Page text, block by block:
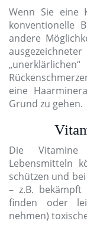
Wenn Sie eine
konventionelle
andere
eine
Grund zu gehen.
Die
Lebensmitteln
schützen und
– z.B.
finden oder
nehmen)